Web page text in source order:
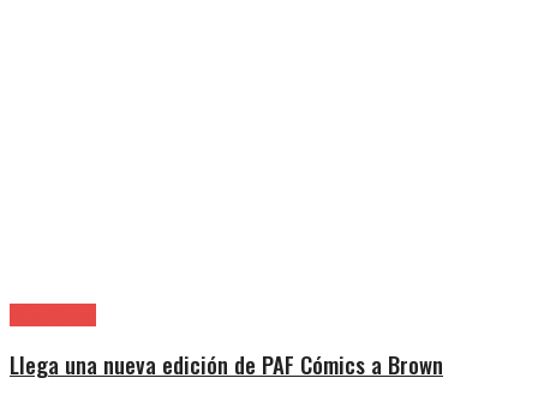
Llega una nueva edición de PAF Cómics a Brown